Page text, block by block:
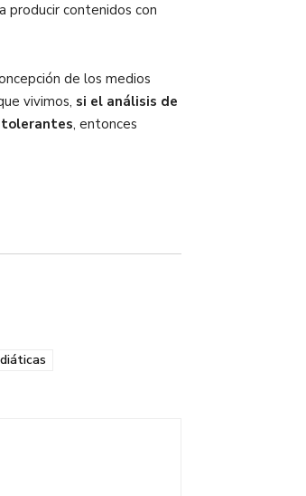
producir contenidos con
de los medios
vivimos, si el análisis de
, entonces